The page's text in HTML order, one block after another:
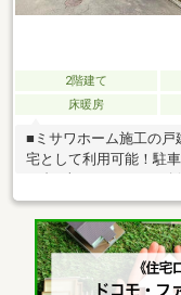
2階建て
床暖房
■ミサワホーム施工の戸
宅として利用可能！駐
８５.００㎡（１１６.４
り日当たり良好・間口
旭川ガス（都市ガス）
セイコーマート徒歩４
ル徒歩１３分・徒歩１